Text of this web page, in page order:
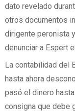
dato revelado
otros documentos
dirigente peronista
denunciar a Espert
La contabilidad del
hasta ahora
pasó el dinero
consigna que debe